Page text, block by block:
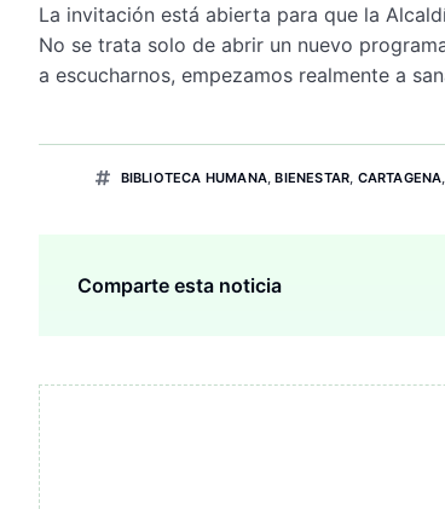
La invitación está abierta para que la
No se trata solo de abrir un nuevo
a escucharnos, empezamos realmente a
BIBLIOTECA HUMANA ,BIENESTAR CARTAGENA
Comparte esta noticia